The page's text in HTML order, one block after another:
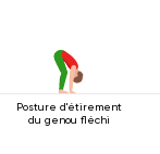
Posture d'étirement
du genou fléchi